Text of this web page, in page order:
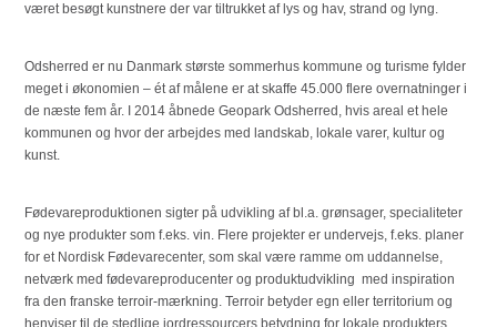
været besøgt kunstnere der var tiltrukket af lys og hav, strand og lyng.
Odsherred er nu Danmark største sommerhus kommune og turisme fylder
meget i økonomien – ét af målene er at skaffe 45.000 flere overnatninger i
de næste fem år. I 2014 åbnede Geopark Odsherred, hvis areal et hele
kommunen og hvor der arbejdes med landskab, lokale varer, kultur og
kunst.
Fødevareproduktionen sigter på udvikling af bl.a. grønsager, specialiteter
og nye produkter som f.eks. vin. Flere projekter er undervejs, f.eks. planer
for et Nordisk Fødevarecenter, som skal være ramme om uddannelse,
netværk med fødevareproducenter og produktudvikling med inspiration
fra den franske terroir-mærkning. Terroir betyder egn eller territorium og
henviser til de stedlige jordressourcers betydning for lokale produkters